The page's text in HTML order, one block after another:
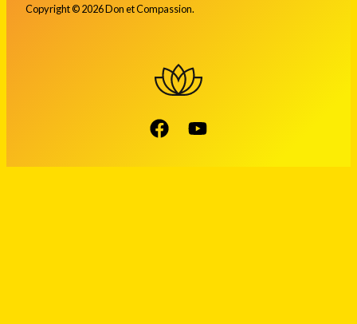
Copyright © 2026 Don et Compassion.